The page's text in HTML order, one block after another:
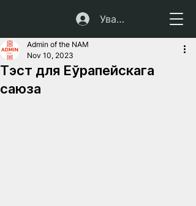
Увайсці
Тэст для Еўрапейскага
саюза
Admin of the NAM
Nov 10, 2023